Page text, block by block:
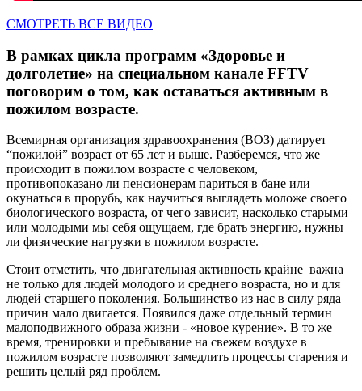
СМОТРЕТЬ ВСЕ ВИДЕО
В рамках цикла программ «Здоровье и
долголетие» на специальном канале FFTV
поговорим о том, как оставаться активным в
пожилом возрасте.
Всемирная организация здравоохранения (ВОЗ) датирует
“пожилой” возраст от 65 лет и выше. Разберемся, что же
происходит в пожилом возрасте с человеком,
противопоказано ли пенсионерам париться в бане или
окунаться в прорубь, как научиться выглядеть моложе своего
биологического возраста, от чего зависит, насколько старыми
или молодыми мы себя ощущаем, где брать энергию, нужны
ли физические нагрузки в пожилом возрасте.
Стоит отметить, что двигательная активность крайне важна
не только для людей молодого и среднего возраста, но и для
людей старшего поколения. Большинство из нас в силу ряда
причин мало двигается. Появился даже отдельный термин
малоподвижного образа жизни - «новое курение». В то же
время, тренировки и пребывание на свежем воздухе в
пожилом возрасте позволяют замедлить процессы старения и
решить целый ряд проблем.